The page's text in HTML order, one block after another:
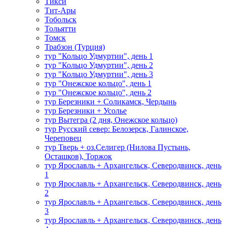
Тит-Ары
Тобольск
Тольятти
Томск
Трабзон (Турция)
тур "Кольцо Удмуртии", день 1
тур "Кольцо Удмуртии", день 2
тур "Кольцо Удмуртии", день 3
тур "Онежское кольцо", день 1
тур "Онежское кольцо", день 2
тур Березники + Соликамск, Чердынь
тур Березники + Усолье
тур Вытегра (2 дня, Онежское кольцо)
тур Русский север: Белозерск, Галинское,
Череповец
тур Тверь + оз.Селигер (Нилова Пустынь,
Осташков), Торжок
тур Ярославль + Архангельск, Северодвинск, день
1
тур Ярославль + Архангельск, Северодвинск, день
2
тур Ярославль + Архангельск, Северодвинск, день
3
тур Ярославль + Архангельск, Северодвинск, день